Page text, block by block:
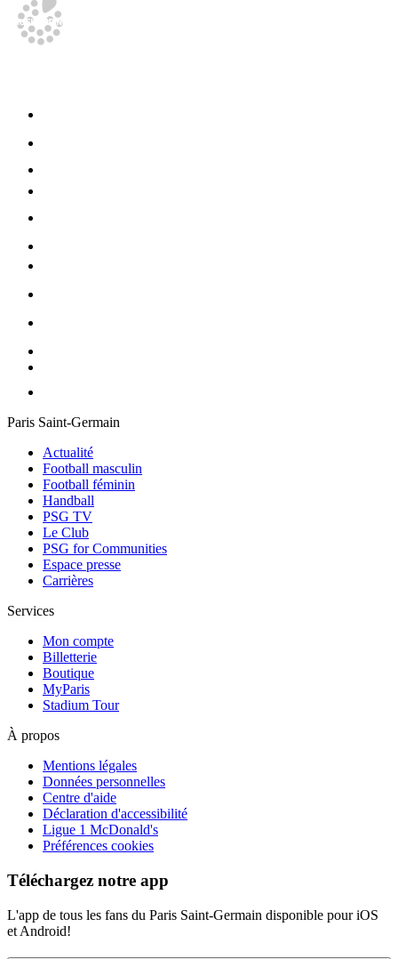
Paris Saint-Germain
Actualité
Football masculin
Football féminin
Handball
PSG TV
Le Club
PSG for Communities
Espace presse
Carrières
Services
Mon compte
Billetterie
Boutique
MyParis
Stadium Tour
À propos
Mentions légales
Données personnelles
Centre d'aide
Déclaration d'accessibilité
Ligue 1 McDonald's
Préférences cookies
Téléchargez notre app
L'app de tous les fans du Paris Saint-Germain disponible pour iOS
et Android!